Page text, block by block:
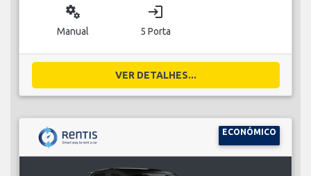
miscellaneous_services
Manual
login
5 Porta
VER DETALHES...
ECONÓMICO